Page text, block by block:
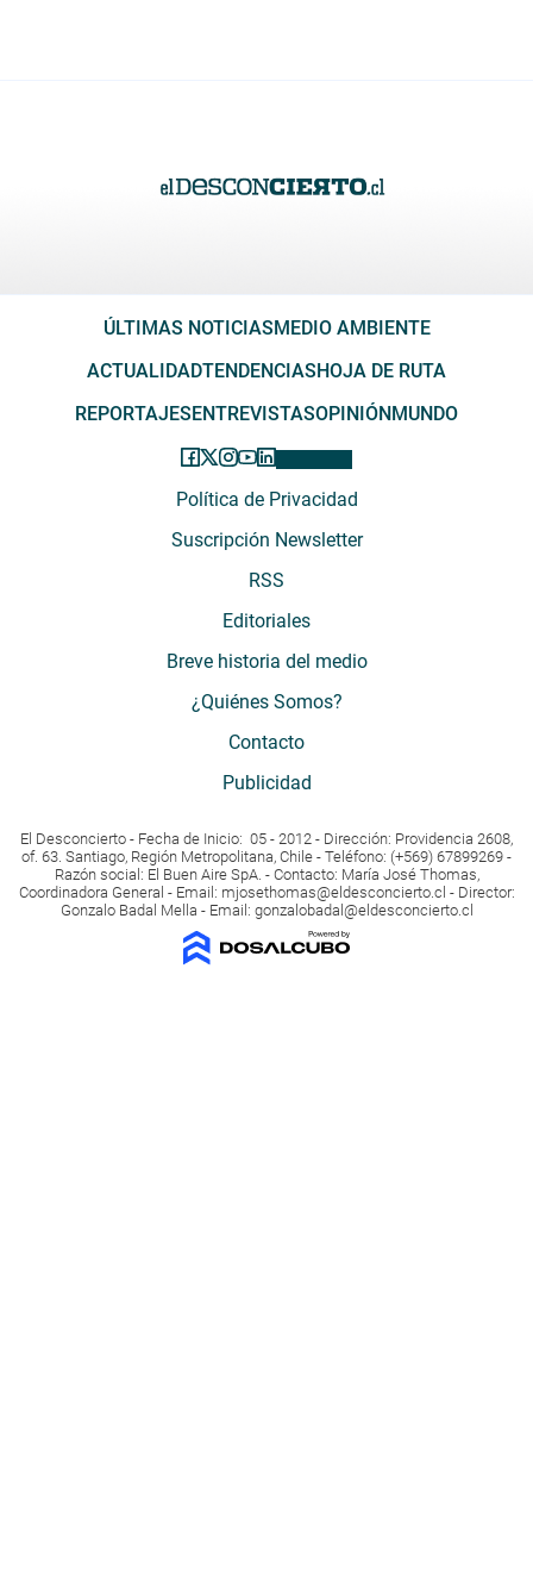
ÚLTIMAS NOTICIAS MEDIO AMBIENTE
ACTUALIDADTENDENCIAS HOJA DE RUTA
REPORTAJES ENTREVISTASOPINIÓN MUNDO
Política de Privacidad
Suscripción Newsletter
RSS
Editoriales
Breve historia del medio
¿Quiénes Somos?
Contacto
Publicidad
El Desconcierto - Fecha de Inicio: 05 - 2012 - Dirección: Providencia 2608,
of. 63. Santiago, Región Metropolitana, Chile - Teléfono: (+569) 67899269 -
Razón social: El Buen Aire SpA. - Contacto: María José Thomas,
Coordinadora General - Email: mjosethomas@eldesconcierto.cl - Director:
Gonzalo Badal Mella - Email: gonzalobadal@eldesconcierto.cl